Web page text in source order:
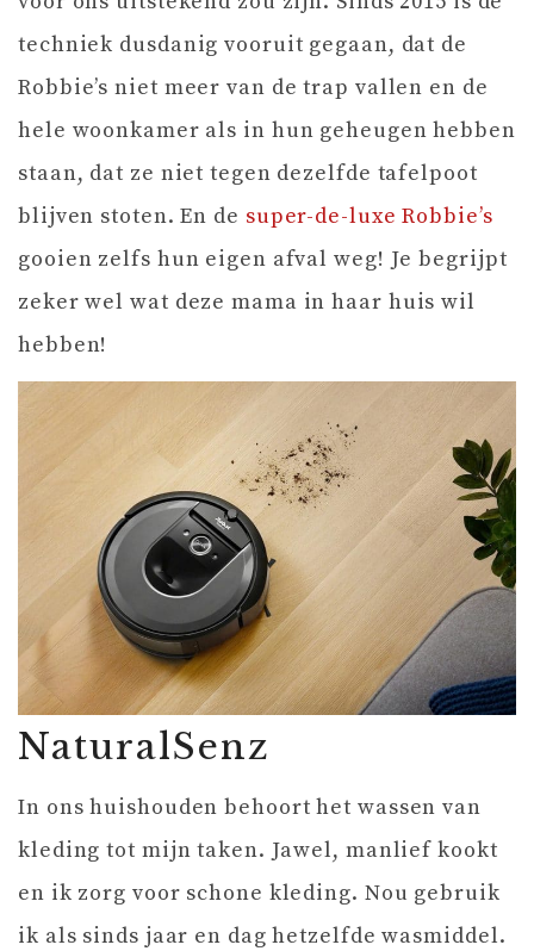
techniek dusdanig vooruit gegaan, dat de
Robbie’s niet meer van de trap vallen en de
hele woonkamer als in hun geheugen hebben
staan, dat ze niet tegen dezelfde tafelpoot
blijven stoten. En de super-de-luxe Robbie’s
gooien zelfs hun eigen afval weg! Je begrijpt
zeker wel wat deze mama in haar huis wil
hebben!
NaturalSenz
In ons huishouden behoort het wassen van
kleding tot mijn taken. Jawel, manlief kookt
en ik zorg voor schone kleding. Nou gebruik
ik als sinds jaar en dag hetzelfde wasmiddel.